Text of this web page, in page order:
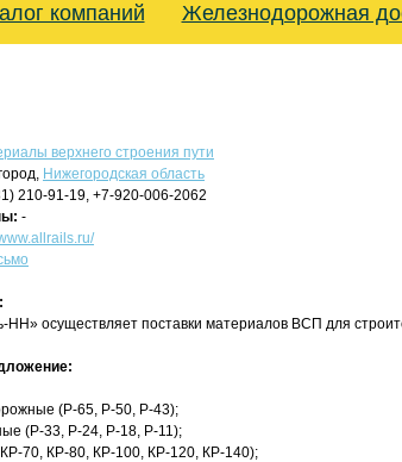
компаний Железнодорожная
верхнего строения пути
Нижегородская область
210-91-19, +7-920-006-2062
-
осуществляет поставки материалов ВСП для
(Р-65, Р-50, Р-43);
(Р-33, Р-24, Р-18, Р-11);
70, КР-80, КР-100, КР-120, КР-140);